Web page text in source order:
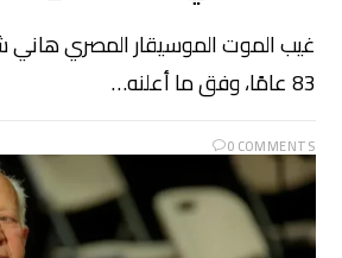
غيب الموت الموسيقار المصري
83 عامًا، وفق ما أعلنه…
0 COMMENTS